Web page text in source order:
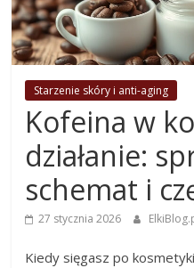
Starzenie skóry i anti-aging
Kofeina w
działanie:
schemat i
27 stycznia 2026
Kiedy sięgasz po